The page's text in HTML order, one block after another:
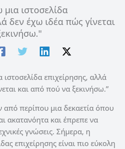
ιστοσελίδα
δεν έχω ιδέα πώς γίνεται
επιχείρησης, αλλά
και από πού να ξεκινήσω.”
από περίπου μια δεκαετία όπου
ακατανόητα και έπρεπε να
γνώσεις. Σήμερα, η
επιχείρησης είναι πιο εύκολη